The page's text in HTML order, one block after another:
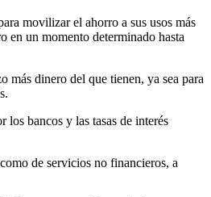
movilizar el ahorro a sus usos más
en un momento determinado hasta
dinero del que tienen, ya sea para
los bancos y las tasas de interés
de servicios no financieros, a